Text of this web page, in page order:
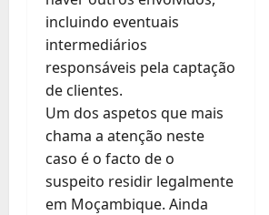
incluindo eventuais
intermediários
responsáveis pela captação
de clientes.
Um dos aspetos que mais
chama a atenção neste
caso é o facto de o
suspeito residir legalmente
em Moçambique. Ainda